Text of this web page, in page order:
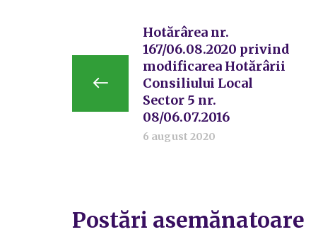
Hotărârea nr.
167/06.08.2020 privind
modificarea Hotărârii
Consiliului Local
Sector 5 nr.
08/06.07.2016
6 august 2020
Postări asemănatoare